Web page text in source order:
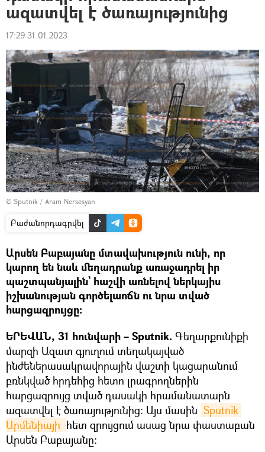
ազատվել է ծառայությունից
17:29 31.01.2023
© Sputnik / Aram Nersesyan
Բաժանորդագրվել
Արսեն Բաբայանը մտավախություն ունի, որ
կարող են նաև մեղադրանք առաջադրել իր
պաշտպանյալին` հաշվի առնելով ներկայիս
իշխանության գործելաոճն ու նրա տված
հարցազրույցը։
ԵՐԵՎԱՆ, 31 հունվարի – Sputnik. Գեղարքունիքի
մարզի Ազատ գյուղում տեղակայված
ինժեներասակրավորային վաշտի կացարանում
բռնկված հրդեհից հետո լրագրողներին
հարցազրույց տված դասակի հրամանատարն
ազատվել է ծառայությունից։ Այս մասին Sputnik
Արմենիայի հետ զրույցում ասաց նրա փաստաբան
Արսեն Բաբայանը։